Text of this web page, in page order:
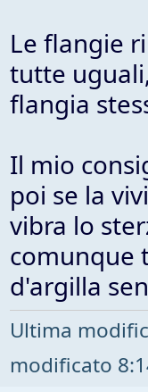
Le flangie
tutte
flangia
Il mio
poi se la
vibra lo
comunque
d'argilla
Ultima
modificato